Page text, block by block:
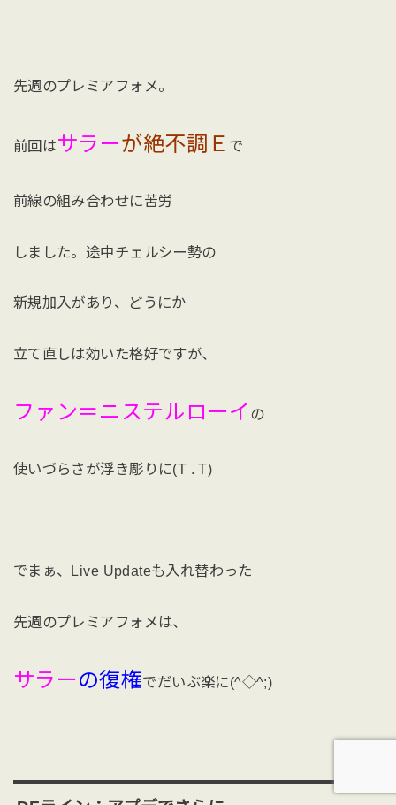
先週のプレミアフォメ。
前回はサラーが絶不調Ｅ で
前線の組み合わせに苦労
しました。途中チェルシー勢の
新規加入があり、どうにか
立て直しは効いた格好ですが、
ファン＝ニステルローイ の
使いづらさが浮き彫りに(T . T)
でまぁ、Live Updateも入れ替わった
先週のプレミアフォメは、
サラーの復権でだいぶ楽に(^◇^;)